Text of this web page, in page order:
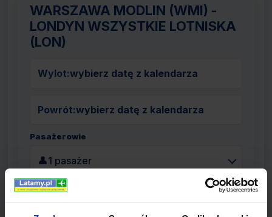
WARSZAWA MODLIN (WMI) -
LONDYN WSZYSTKIE LOTNISKA
(LON)
Wylot:wybierz datę z kalendarza
Powrót:wybierz datę z kalendarza
Pasażerowie
👤1 pasażer